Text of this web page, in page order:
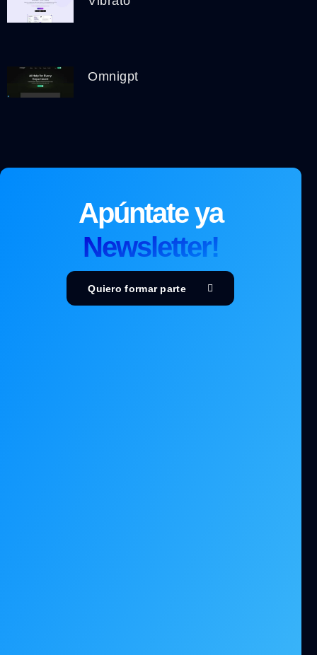
Omnigpt
Apúntate ya
Newsletter!
Quiero formar parte